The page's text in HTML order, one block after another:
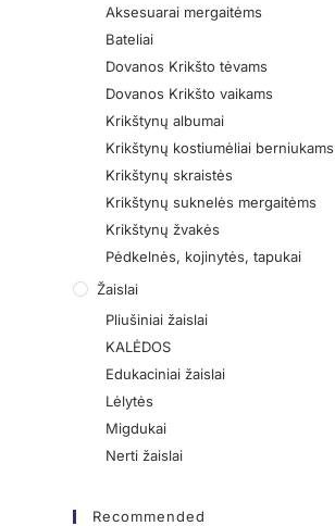
Aksesuarai mergaitėms
Bateliai
Dovanos Krikšto tėvams
Dovanos Krikšto vaikams
Krikštynų albumai
Krikštynų kostiumėliai berniukams
Krikštynų skraistės
Krikštynų suknelės mergaitėms
Krikštynų žvakės
Pėdkelnės, kojinytės, tapukai
Žaislai
Pliušiniai žaislai
KALĖDOS
Edukaciniai žaislai
Lėlytės
Migdukai
Nerti žaislai
Recommended